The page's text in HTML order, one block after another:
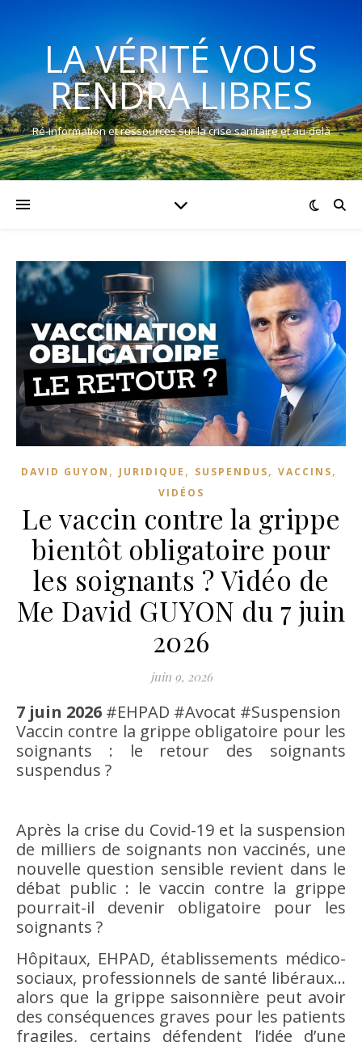
LA VÉRITÉ VOUS
RENDRA LIBRES
Ré-information et ressources sur la crise sanitaire et au-delà
DAVID GUYON , JURIDIQUE , SUSPENDUS, VACCINS,
VIDÉOS
Le vaccin contre la grippe
bientôt obligatoire pour
les soignants ? Vidéo de
Me David GUYON du 7 juin
2026
juin 9, 2026
7 juin 2026 #EHPAD #Avocat #Suspension
Vaccin contre la grippe obligatoire pour les
soignants : le retour des soignants
suspendus ?
Après la crise du Covid-19 et la suspension
de milliers de soignants non vaccinés, une
nouvelle question sensible revient dans le
débat public : le vaccin contre la grippe
pourrait-il devenir obligatoire pour les
soignants ?
Hôpitaux, EHPAD, établissements médico-
sociaux, professionnels de santé libéraux…
alors que la grippe saisonnière peut avoir
des conséquences graves pour les patients
fragiles, certains défendent l’idée d’une